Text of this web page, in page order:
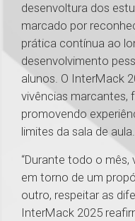
desenvoltura dos
marcado por
prática contínua ao
desenvolvimento
alunos. O InterMack
vivências marcantes,
promovendo
limites da sala de aula.
“Durante todo o
em torno de um
outro, respeitar as
InterMack 2025